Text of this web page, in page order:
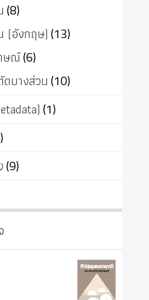
(8)
(อังกฤษ) (13)
ษณ์(6)
บางส่วน (10)
(1)
(9)